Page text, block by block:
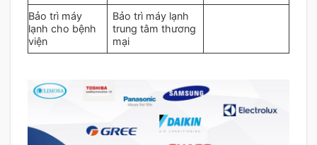
Bảo trì máy
lạnh cho bệnh
viện
Bảo trì máy lạnh
trung tâm thương
mại